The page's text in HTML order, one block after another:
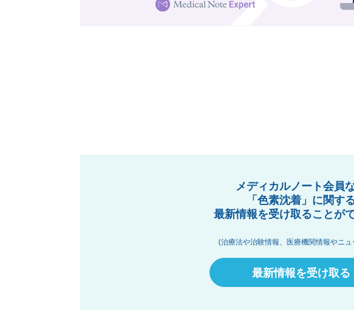
メディカルノート会員
「色素沈着」に関す
最新情報を受け取ることが
(治療法や治験情報、医療機関情報やニュ
最新情報を受け取る